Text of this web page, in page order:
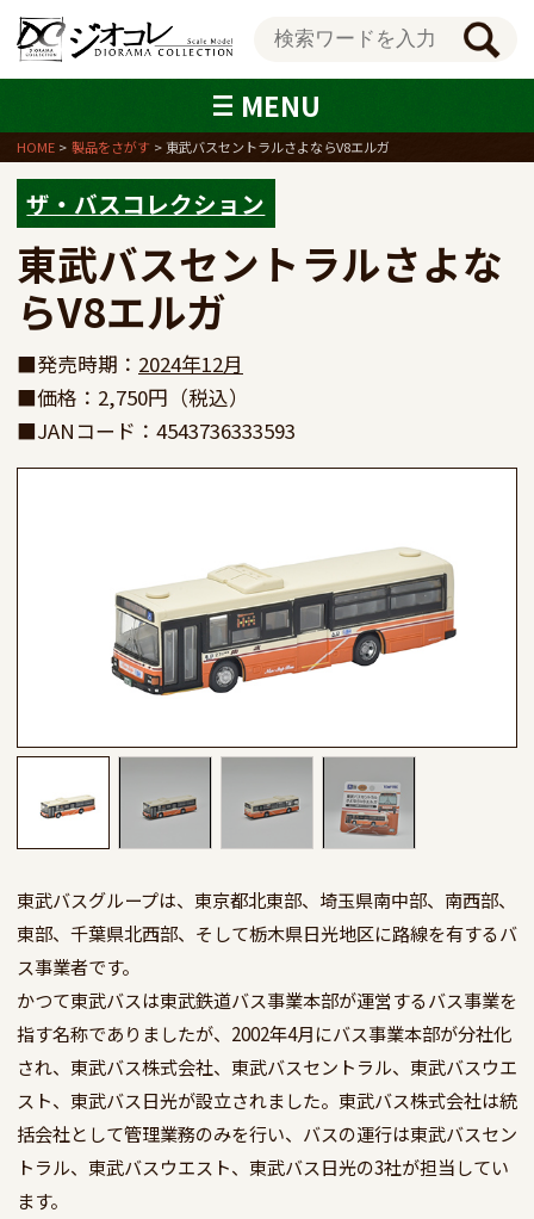
MENU
HOME 製品をさがす 東武バスセントラルさよならV8エルガ
ザ・バスコレクション
東武バスセントラルさよな
らV8エルガ
■発売時期： 2024年12月
■価格：2,750円（税込）
■JANコード：4543736333593
東武バスグループは、東京都北東部、埼玉県南中部、南西部、
東部、千葉県北西部、そして栃木県日光地区に路線を有するバ
ス事業者です。
かつて東武バスは東武鉄道バス事業本部が運営するバス事業を
指す名称でありましたが、2002年4月にバス事業本部が分社化
され、東武バス株式会社、東武バスセントラル、東武バスウエ
スト、東武バス日光が設立されました。東武バス株式会社は統
括会社として管理業務のみを行い、バスの運行は東武バスセン
トラル、東武バスウエスト、東武バス日光の3社が担当してい
ます。